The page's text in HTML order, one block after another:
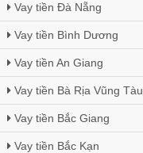
Vay tiền Đà Nẵng
Vay tiền Bình Dương
Vay tiền An Giang
Vay tiền Bà Rịa Vũng Tàu
Vay tiền Bắc Giang
Vay tiền Bắc Kạn